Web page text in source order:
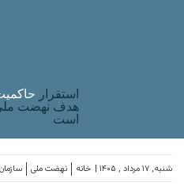
استقرار
هدف نهضت
است
نهضت ملی خانه شنبه, ۱۷ مرداد , ۱۴۰۵ |